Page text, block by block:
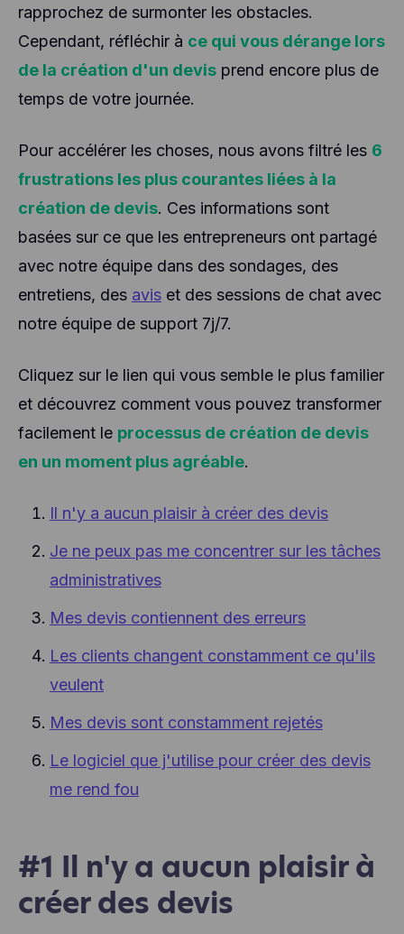
rapprochez de surmonter les obstacles.
Cependant, réfléchir à ce qui vous dérange lors
de la création d'un devis prend encore plus de
temps de votre journée.
Pour accélérer les choses, nous avons filtré les 6
frustrations les plus courantes liées à la
création de devis. Ces informations sont
basées sur ce que les entrepreneurs ont partagé
avec notre équipe dans des sondages, des
entretiens, des avis et des sessions de chat avec
notre équipe de support 7j/7.
Cliquez sur le lien qui vous semble le plus familier
et découvrez comment vous pouvez transformer
facilement le processus de création de devis
en un moment plus agréable.
Il n'y a aucun plaisir à créer des devis
Je ne peux pas me concentrer sur les tâches
administratives
Mes devis contiennent des erreurs
Les clients changent constamment ce qu'ils
veulent
Mes devis sont constamment rejetés
Le logiciel que j'utilise pour créer des devis
me rend fou
#1 Il n'y a aucun plaisir à
créer des devis